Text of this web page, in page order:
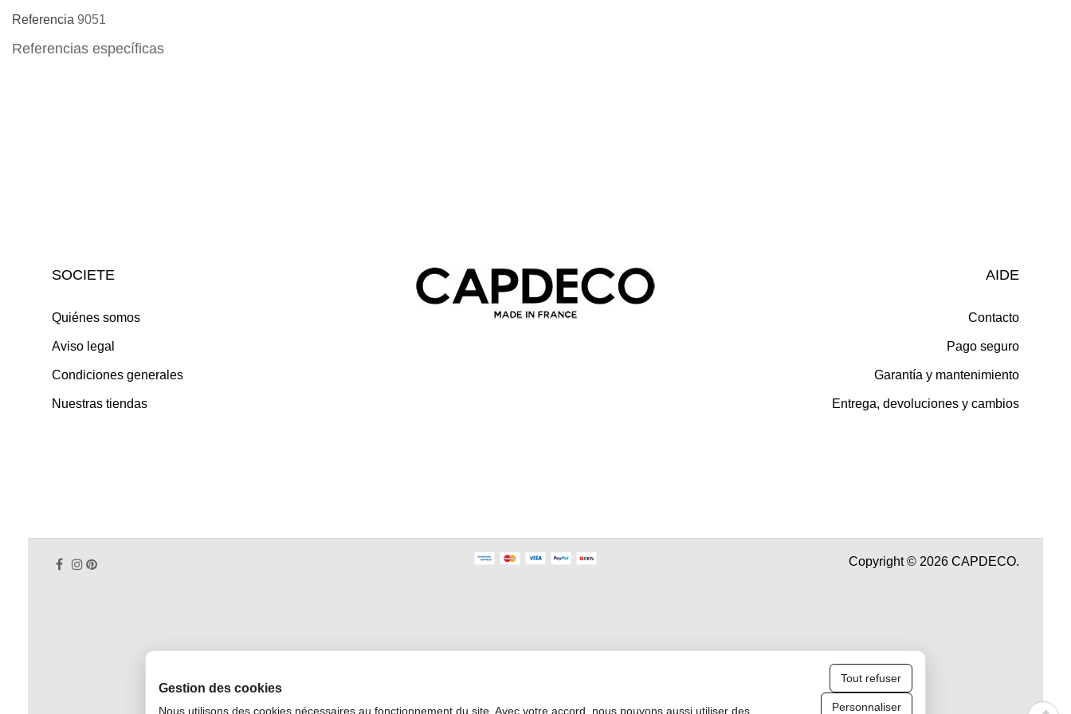
Referencia 9051
Referencias específicas
SOCIETE
Quiénes somos
Aviso legal
Condiciones generales
Nuestras tiendas
AIDE
Contacto
Pago seguro
Garantía y mantenimiento
Entrega, devoluciones y cambios
Copyright © 2026 CAPDECO.
Gestion des cookies
Nous utilisons des cookies nécessaires au fonctionnement du site. Avec votre accord, nous pouvons aussi utiliser des
Tout refuser
Personnaliser